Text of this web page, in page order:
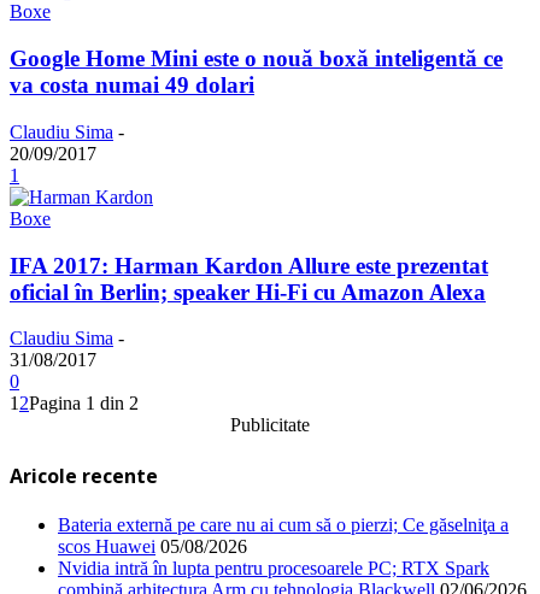
Boxe
Google Home Mini este o nouă boxă inteligentă ce
va costa numai 49 dolari
Claudiu Sima -
20/09/2017
1
Boxe
IFA 2017: Harman Kardon Allure este prezentat
oficial în Berlin; speaker Hi-Fi cu Amazon Alexa
Claudiu Sima -
31/08/2017
0
1 2Pagina 1 din 2
Publicitate
Aricole recente
Bateria externă pe care nu ai cum să o pierzi; Ce găselniţa a
scos Huawei 05/08/2026
Nvidia intră în lupta pentru procesoarele PC; RTX Spark
combină arhitectura Arm cu tehnologia Blackwell 02/06/2026